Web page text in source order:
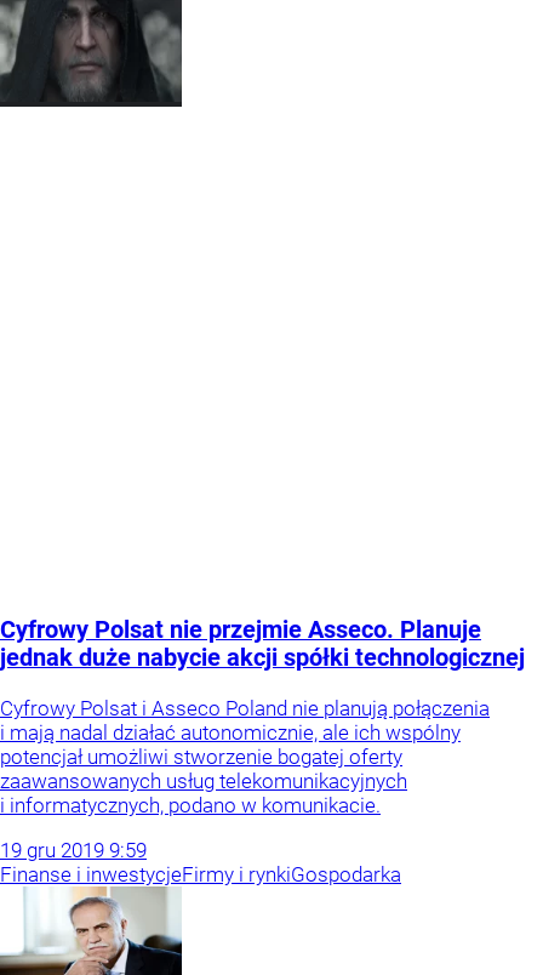
Cyfrowy Polsat nie przejmie Asseco. Planuje
jednak duże nabycie akcji spółki technologicznej
Cyfrowy Polsat i Asseco Poland nie planują połączenia
i mają nadal działać autonomicznie, ale ich wspólny
potencjał umożliwi stworzenie bogatej oferty
zaawansowanych usług telekomunikacyjnych
i informatycznych, podano w komunikacie.
19 gru 2019 9:59
Finanse i inwestycjeFirmy i rynkiGospodarka